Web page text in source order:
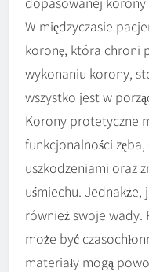
W międzyczasie
koronę, która chroni
wykonaniu korony,
wszystko jest w
Korony protetyczne
funkcjonalności
uszkodzeniami oraz
uśmiechu. Jednakże,
również swoje wady.
może być
materiały mogą